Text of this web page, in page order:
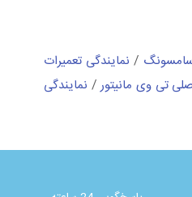
سامسونگ / نمایندگی تعمیرات
تی وی مانیتور/ نمایندگی